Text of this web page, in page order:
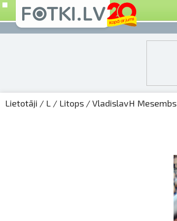
Lietotāji / L / Litops /VladislavH Mesembs